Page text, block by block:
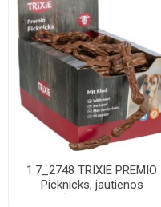
1.7_2748 TRIXIE PREMIO
Picknicks, jautienos
dešrelės, 8 cm, ...